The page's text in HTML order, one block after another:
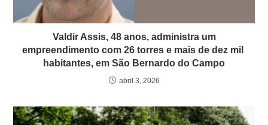
Valdir Assis, 48 anos, administra um
empreendimento com 26 torres e mais de dez mil
habitantes, em São Bernardo do Campo
abril 3, 2026